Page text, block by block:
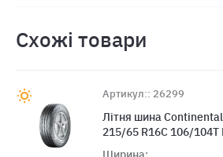
Схожі товари
Артикул:: 26299
Літня шина
215/65 R16C 106/104T